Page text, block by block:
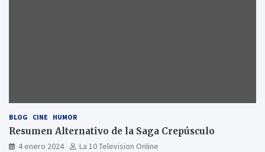
BLOG CINE HUMOR
Resumen Alternativo de la Saga Crepúsculo
4 enero 2024 La 10 Television Online